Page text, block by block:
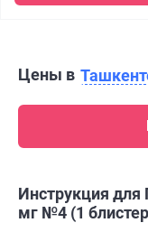
Цены в
Инструкция для
мг №4 (1